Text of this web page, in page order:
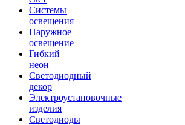
Системы
освещения
Наружное
освещение
Гибкий
неон
Светодиодный
декор
Электроустановочные
изделия
Светодиоды